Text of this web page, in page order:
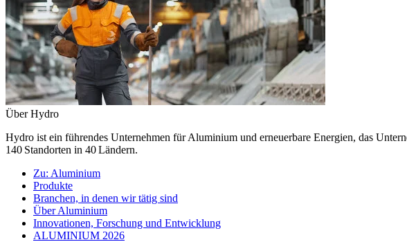
Über Hydro
Hydro ist ein führendes Unternehmen für Aluminium und erneuerbare Energien, das
140 Standorten in 40 Ländern.
Zu: Aluminium
Produkte
Branchen, in denen wir tätig sind
Über Aluminium
Innovationen, Forschung und Entwicklung
ALUMINIUM 2026